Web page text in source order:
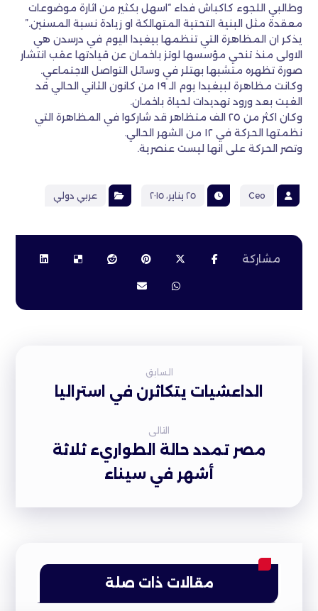
وطالبي اللجوء كاكباش فداء “اسهل بكثير من اثارة موضوعات
معقدة مثل البنية التحتية المتهالكة او زيادة نسبة المسنين.”
يذكر ان المظاهرة التي تنظمها بيغيدا اليوم في درسدن هي
الاولى منذ تنحي مؤسسها لوتز باخمان عن قيادتها عقب انتشار
صورة تظهره متشبها بهتلر في وسائل التواصل الاجتماعي.
وكانت مظاهرة لبيغيدا يوم الـ ١٩ من كانون الثاني الحالي قد
الغيت بعد ورود تهديدات لحياة باخمان.
وكان اكثر من ٢٥ الف متظاهر قد شاركوا في المظاهرة التي
نظمتها الحركة في ١٢ من الشهر الحالي.
وتصر الحركة على انها ليست عنصرية.
Ceo ٢٥ يناير، ٢٠١٥ عربي دولي
السابق
الداعشيات يتكاثرن في استراليا
التالى
مصر تمدد حالة الطواريء ثلاثة
أشهر في سيناء
مقالات ذات صلة